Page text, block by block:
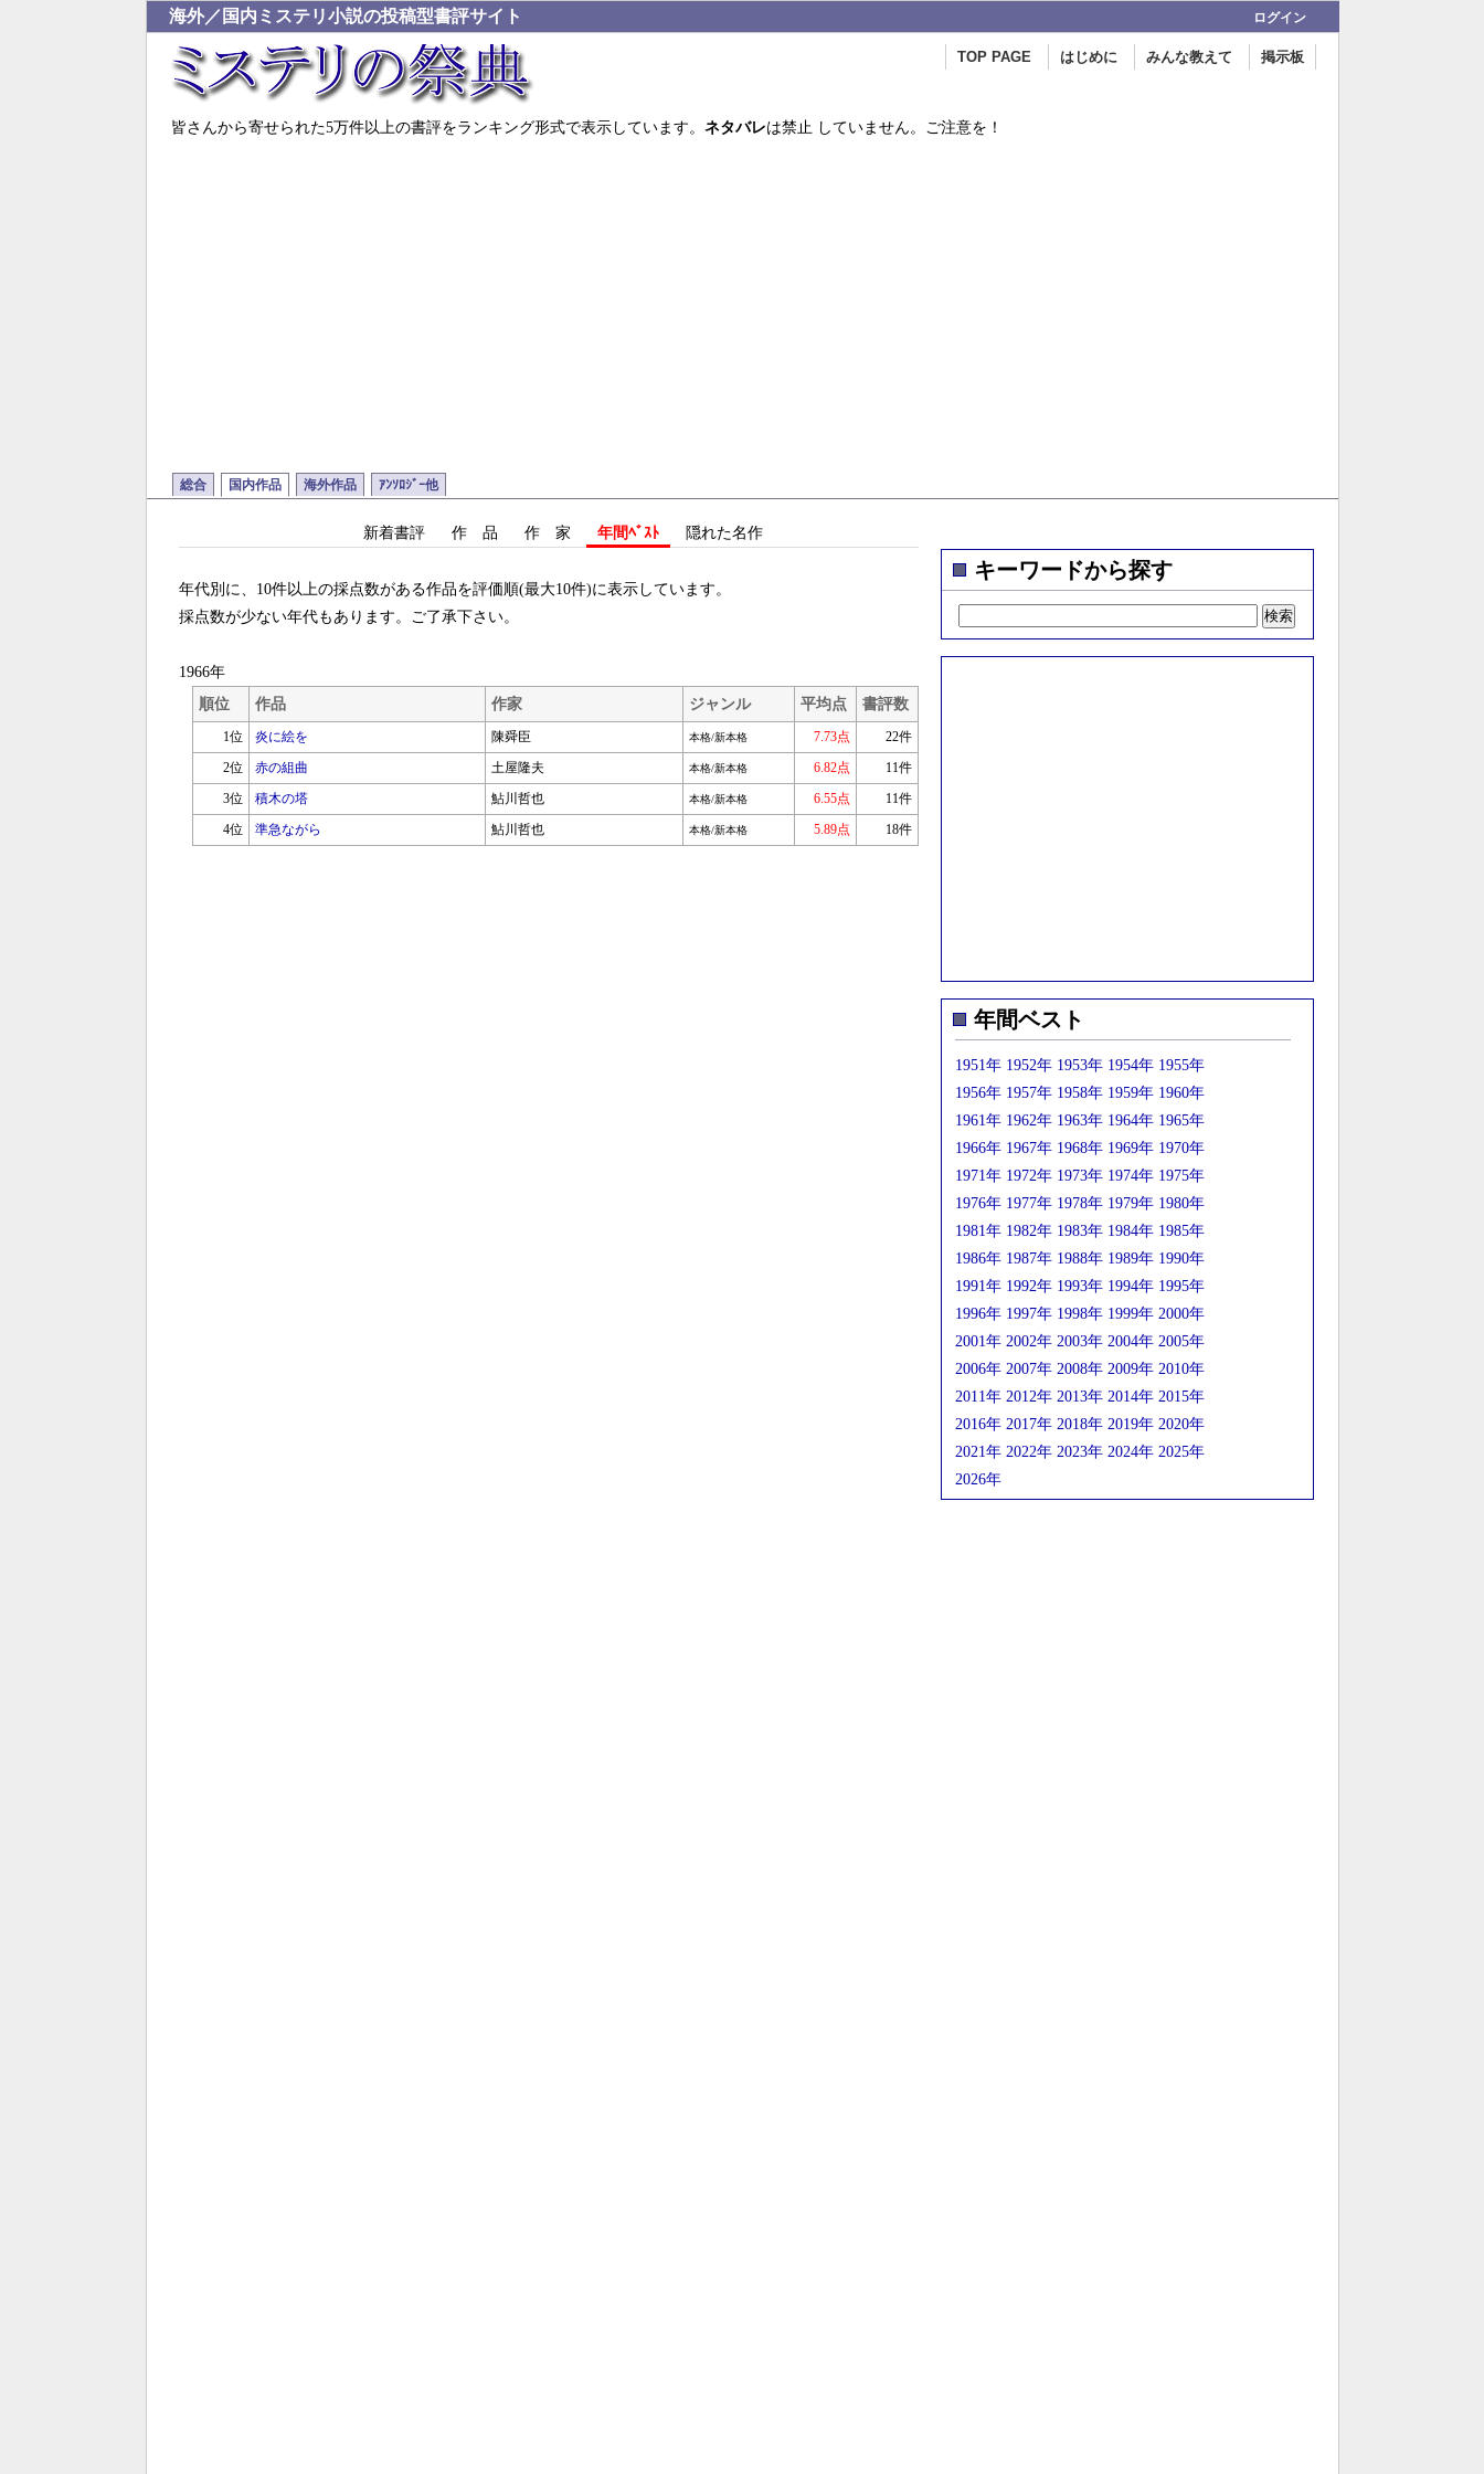
海外／国内ミステリ小説の投稿型書評サイト ログイン
掲示板
みんな教えて
はじめに
TOP PAGE
皆さんから寄せられた5万件以上の書評をランキング形式で表示しています。 ネタバレは禁止 していません。ご注意を！
総合 国内作品 海外作品 ｱﾝｿﾛｼﾞｰ他
新着書評 作 品 作 家 年間ﾍﾞｽﾄ 隠れた名作
年代別に、10件以上の採点数がある作品を評価順(最大10件)に表示しています。
採点数が少ない年代もあります。ご了承下さい。
1966年
順位
作品 作家 ジャンル 平均点 書評数
1位 炎に絵を 陳舜臣 本格/新本格 7.73点
22件
2位
赤の組曲 土屋隆夫 本格/新本格 6.82点
11件
3位
積木の塔 鮎川哲也 本格/新本格 6.55点
11件
4位
準急ながら 鮎川哲也 本格/新本格 5.89点 18件
キーワードから探す
年間ベスト
1951年 1952年 1953年 1954年 1955年
1956年 1957年 1958年 1959年 1960年
1961年 1962年 1963年 1964年 1965年
1966年 1967年 1968年 1969年 1970年
1971年 1972年 1973年 1974年 1975年
1976年 1977年 1978年 1979年 1980年
1981年 1982年 1983年 1984年 1985年
1986年 1987年 1988年 1989年 1990年
1991年 1992年 1993年 1994年 1995年
1996年 1997年 1998年 1999年 2000年
2001年 2002年 2003年 2004年 2005年
2006年 2007年 2008年 2009年 2010年
2011年 2012年 2013年 2014年 2015年
2016年 2017年 2018年 2019年 2020年
2021年 2022年 2023年 2024年 2025年
2026年